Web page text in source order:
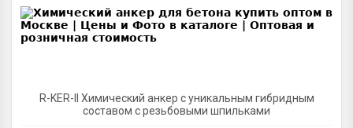
R-KER-II Химический анкер с уникальным гибридным
составом с резьбовыми шпильками